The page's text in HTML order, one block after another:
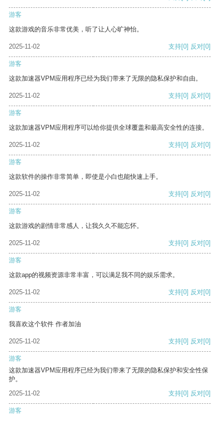
游客
这款游戏的音乐非常优美，听了让人心旷神怡。
2025-11-02 支持[0] 反对[0]
游客
这款加速器VPM应用程序已经为我们带来了无限的隐私保护和自由。
2025-11-02 支持[0] 反对[0]
游客
这款加速器VPM应用程序可以给你提供全球覆盖和最高安全性的连接。
2025-11-02 支持[0] 反对[0]
游客
这款软件的操作非常简单，即使是小白也能快速上手。
2025-11-02 支持[0] 反对[0]
游客
这款游戏的剧情非常感人，让我久久不能忘怀。
2025-11-02 支持[0] 反对[0]
游客
这款app的视频资源非常丰富，可以满足我不同的娱乐需求。
2025-11-02 支持[0] 反对[0]
游客
我喜欢这个软件 作者加油
2025-11-02 支持[0] 反对[0]
游客
这款加速器VPM应用程序已经为我们带来了无限的隐私保护和安全性保
护。
2025-11-02
支持[0] 反对[0]
游客